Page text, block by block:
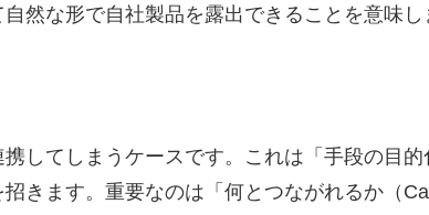
然な形で自社製品を露出できることを意味し
してしまうケースです。これは「手段の目
きます。重要なのは「何とつながれるか（